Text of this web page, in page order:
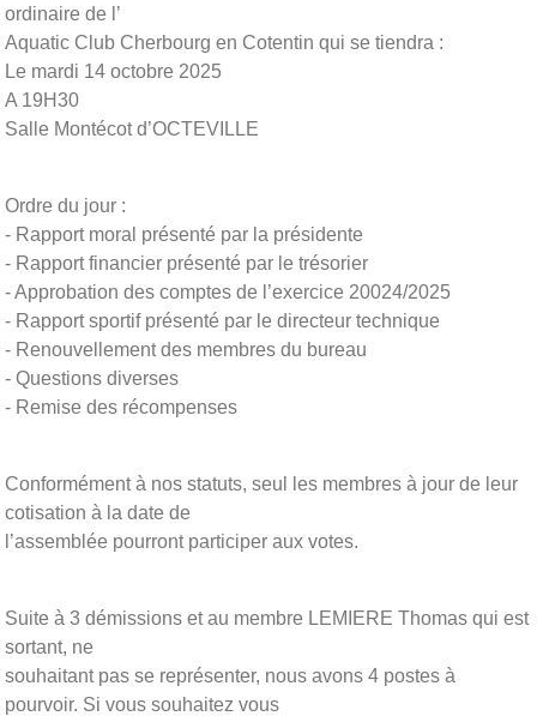
ordinaire de l’
Aquatic Club Cherbourg en Cotentin qui se tiendra :
Le mardi 14 octobre 2025
A 19H30
Salle Montécot d’OCTEVILLE
Ordre du jour :
- Rapport moral présenté par la présidente
- Rapport financier présenté par le trésorier
- Approbation des comptes de l’exercice 20024/2025
- Rapport sportif présenté par le directeur technique
- Renouvellement des membres du bureau
- Questions diverses
- Remise des récompenses
Conformément à nos statuts, seul les membres à jour de leur
cotisation à la date de
l’assemblée pourront participer aux votes.
Suite à 3 démissions et au membre LEMIERE Thomas qui est
sortant, ne
souhaitant pas se représenter, nous avons 4 postes à
pourvoir. Si vous souhaitez vous